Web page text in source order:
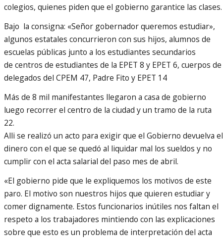
colegios, quienes piden que el gobierno garantice las clases.
Bajo la consigna: «Señor gobernador queremos estudiar»,
algunos estatales concurrieron con sus hijos, alumnos de
escuelas públicas junto a los estudiantes secundarios
de centros de estudiantes de la EPET 8 y EPET 6, cuerpos de
delegados del CPEM 47, Padre Fito y EPET 14
Más de 8 mil manifestantes llegaron a casa de gobierno
luego recorrer el centro de la ciudad y un tramo de la ruta
22.
Alli se realizó un acto para exigir que el Gobierno devuelva el
dinero con el que se quedó al liquidar mal los sueldos y no
cumplir con el acta salarial del paso mes de abril.
«El gobierno pide que le expliquemos los motivos de este
paro. El motivo son nuestros hijos que quieren estudiar y
comer dignamente. Estos funcionarios inútiles nos faltan el
respeto a los trabajadores mintiendo con las explicaciones
sobre que esto es un problema de interpretación del acta